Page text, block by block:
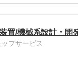
置/機械系設計・
フサービス